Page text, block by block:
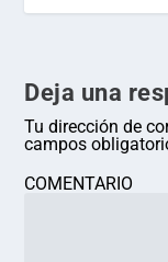
Deja una
Tu dirección de
campos
COMENTARIO